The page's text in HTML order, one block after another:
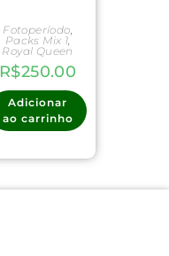
Fotoperíodo
Packs Mix 1
Royal Queen
R$250.00
Adicionar
ao carrinho